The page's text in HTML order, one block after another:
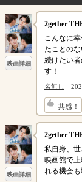
映画詳細
2gether
こんなに
たことの
続けたい
す！
名無し
共感！
↓
映画詳細
2gether
私自身、世
映画館で
れる機会